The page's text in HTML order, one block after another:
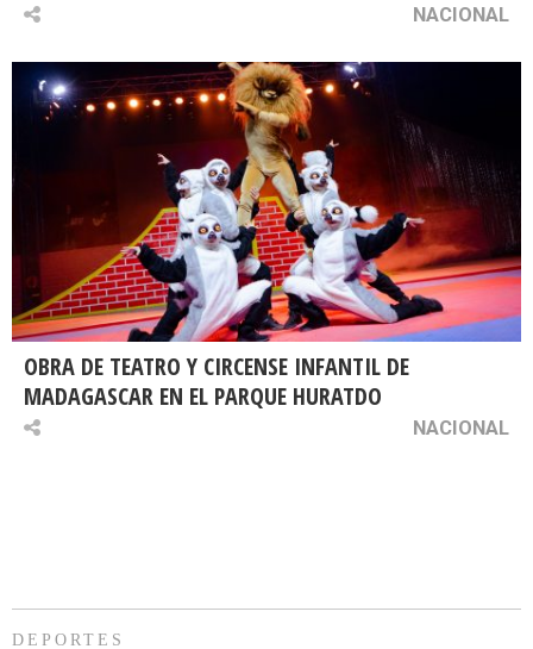
NACIONAL
OBRA DE TEATRO Y CIRCENSE INFANTIL DE
MADAGASCAR EN EL PARQUE HURATDO
NACIONAL
DEPORTES